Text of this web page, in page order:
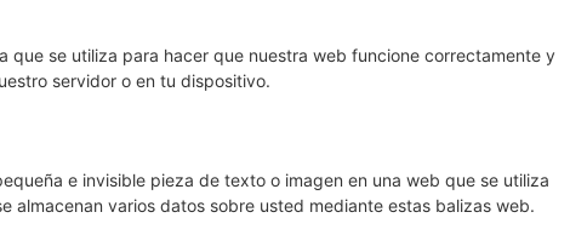
se utiliza para hacer que nuestra web funcione correctamente y
servidor o en tu dispositivo.
e invisible pieza de texto o imagen en una web que se utiliza
almacenan varios datos sobre usted mediante estas balizas web.